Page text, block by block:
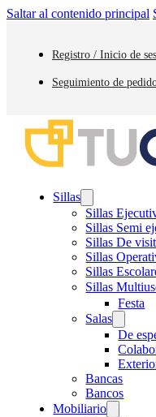
Saltar al contenido principal
Registro / Inicio de
Seguimiento de
Sillas
Sillas
Sillas Semi
Sillas De
Sillas
Sillas
Sillas
Festa
Salas
De
Bancas
Bancos
Mobiliario